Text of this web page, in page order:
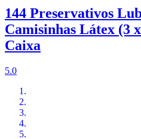
144 Preservativos
Camisinhas Látex (3
Caixa
5.0